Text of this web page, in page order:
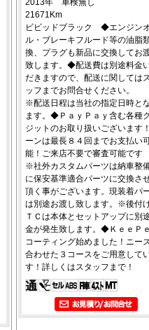
21671Km
ビビッドブラック ◆エンジン
ル・ブレーキフルード等の油脂
換、プラグも新品に交換してお
致します。◆配送費は別途料金
だきますので、配送に関しては
ッフまでお問合せください。
※配送日程は当社の指定日時と
ます。◆ＰａｙＰａｙ含む各種
ジットのお取り扱いございます
ーンは最長８４回までお支払い
能！ご来店不要で審査可能です
※社外カスタムパーツは納車整
に保安基準適合パーツに交換さ
頂く事がございます。現装着パ
は別途お渡し致します。※後付
ＴＣは本体とセットアップに別
金が発生致します。◆ＫｅｅＰ
コーティング始めました！ニー
合わせた３コースをご用意して
す！詳しくはスタッフまで！